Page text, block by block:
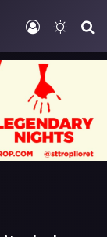
Iniciar